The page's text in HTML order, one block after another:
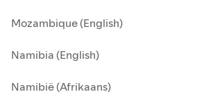
Mozambique (English)
Namibia (English)
Namibië (Afrikaans)